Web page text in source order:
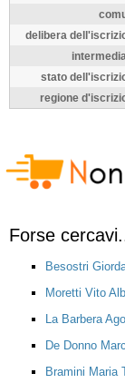
delibera
stato
regione
Forse
Besostri
Moretti Vito
La Barbera
De Donno
Bramini Maria